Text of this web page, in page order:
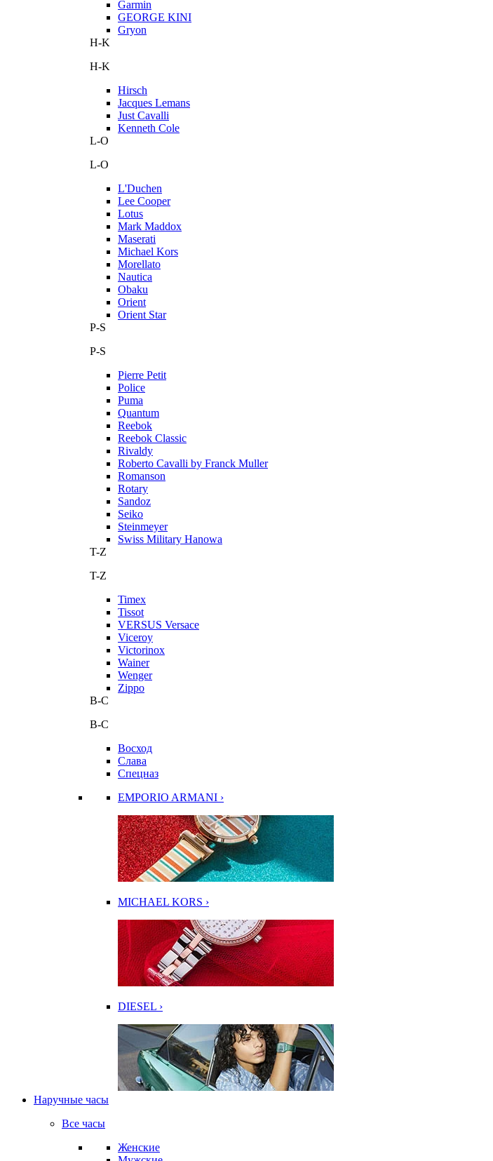
Garmin
GEORGE KINI
Gryon
H-K
H-K
Hirsch
Jacques Lemans
Just Cavalli
Kenneth Cole
L-O
L-O
L'Duchen
Lee Cooper
Lotus
Mark Maddox
Maserati
Michael Kors
Morellato
Nautica
Obaku
Orient
Orient Star
P-S
P-S
Pierre Petit
Police
Puma
Quantum
Reebok
Reebok Classic
Rivaldy
Roberto Cavalli by Franck Muller
Romanson
Rotary
Sandoz
Seiko
Steinmeyer
Swiss Military Hanowa
T-Z
T-Z
Timex
Tissot
VERSUS Versace
Viceroy
Victorinox
Wainer
Wenger
Zippo
В-С
В-С
Восход
Слава
Спецназ
EMPORIO ARMANI ›
MICHAEL KORS ›
DIESEL ›
Наручные часы
Все часы
Женские